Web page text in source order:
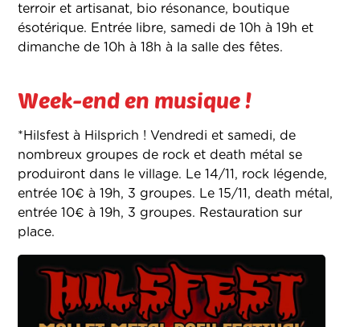
terroir et artisanat, bio résonance, boutique
ésotérique. Entrée libre, samedi de 10h à 19h et
dimanche de 10h à 18h à la salle des fêtes.
Week-end en musique !
*Hilsfest à Hilsprich ! Vendredi et samedi, de
nombreux groupes de rock et death métal se
produiront dans le village. Le 14/11, rock légende,
entrée 10€ à 19h, 3 groupes. Le 15/11, death métal,
entrée 10€ à 19h, 3 groupes. Restauration sur
place.